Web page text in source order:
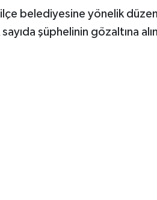
belediyesine yönelik
şüphelinin gözaltına